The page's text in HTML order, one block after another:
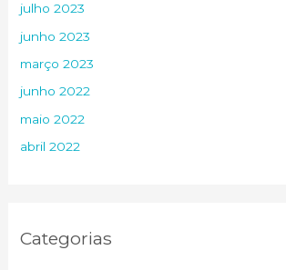
julho 2023
junho 2023
março 2023
junho 2022
maio 2022
abril 2022
Categorias